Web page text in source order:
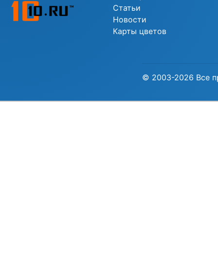
Статьи
Новости
Карты цветов
© 2003-2026 Все